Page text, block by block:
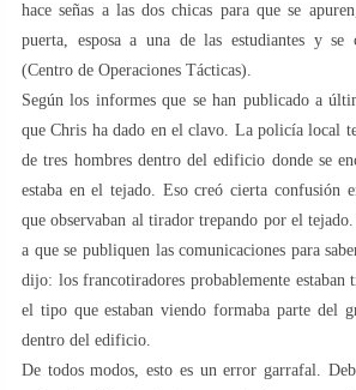
hace señas a las dos chicas para que se
puerta, esposa a una de las estudiantes y
(Centro de Operaciones Tácticas).
Según los informes que se han publicado a
que Chris ha dado en el clavo. La policía local
de tres hombres dentro del edificio donde se
estaba en el tejado. Eso creó cierta confusión
que observaban al tirador trepando por el tejado.
a que se publiquen las comunicaciones para
dijo: los francotiradores probablemente estaban
el tipo que estaban viendo formaba parte del
dentro del edificio.
De todos modos, esto es un error garrafal.